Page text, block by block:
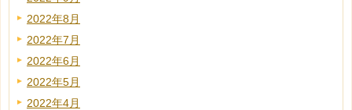
2022年8月
2022年7月
2022年6月
2022年5月
2022年4月